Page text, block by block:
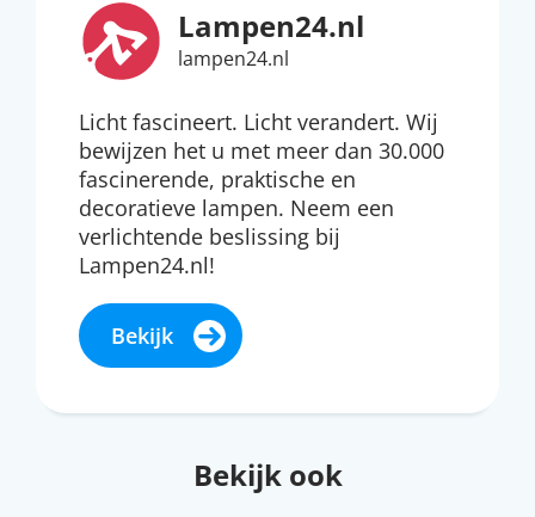
Lampen24.nl
lampen24.nl
Licht fascineert. Licht verandert. Wij
bewijzen het u met meer dan 30.000
fascinerende, praktische en
decoratieve lampen. Neem een
verlichtende beslissing bij
Lampen24.nl!
Bekijk
Bekijk ook